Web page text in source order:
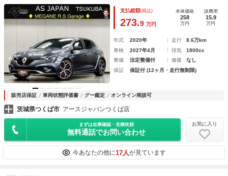
Ｄ ＬＥＤオートライト 純正１９ＡＷ クルコン 衝突軽減
＆車線保持＆死角補助 Ｂカメラ カープレイ＆アンドロイド
オート ＥＴＣ
支払総額(税込)
273.9 万円
本体価格
258
万円
諸費用
15.9
万円
年式 2020年 走行
8.6万km
車検
2027年4月 排気
1800cc
整備
法定整備付 修復
なし
保証
保証付 (12ヶ月・走行無制限)
販売店保証 車両状態評価書 グー鑑定 オンライン商談可
茨城県つくば市 アースジャパンつくば店
まずは在庫確認・見積依頼
無料通話でお問い合わせ
お気に入り
今あなたの他に17人が見ています